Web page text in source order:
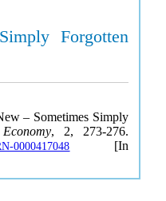
Forgotten
– Sometimes Simply
, 2, 273-276.
0000417048 [In